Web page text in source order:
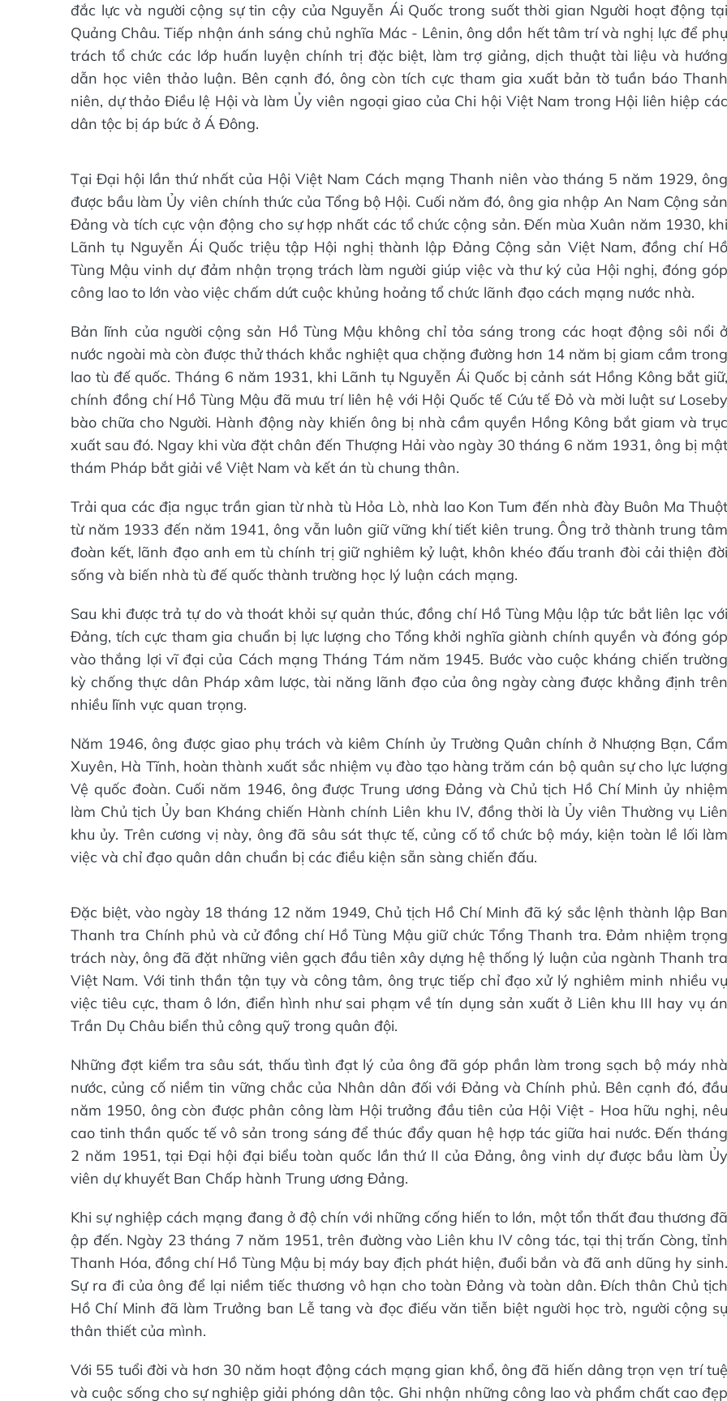
đắc lực và người cộng sự tin cậy của Nguyễn Ái Quốc trong suốt thời gian Người hoạt động tại
Quảng Châu. Tiếp nhận ánh sáng chủ nghĩa Mác - Lênin, ông dồn hết tâm trí và nghị lực để phụ
trách tổ chức các lớp huấn luyện chính trị đặc biệt, làm trợ giảng, dịch thuật tài liệu và hướng
dẫn học viên thảo luận. Bên cạnh đó, ông còn tích cực tham gia xuất bản tờ tuần báo Thanh
niên, dự thảo Điều lệ Hội và làm Ủy viên ngoại giao của Chi hội Việt Nam trong Hội liên hiệp các
dân tộc bị áp bức ở Á Đông.
Tại Đại hội lần thứ nhất của Hội Việt Nam Cách mạng Thanh niên vào tháng 5 năm 1929, ông
được bầu làm Ủy viên chính thức của Tổng bộ Hội. Cuối năm đó, ông gia nhập An Nam Cộng sản
Đảng và tích cực vận động cho sự hợp nhất các tổ chức cộng sản. Đến mùa Xuân năm 1930, khi
Lãnh tụ Nguyễn Ái Quốc triệu tập Hội nghị thành lập Đảng Cộng sản Việt Nam, đồng chí Hồ
Tùng Mậu vinh dự đảm nhận trọng trách làm người giúp việc và thư ký của Hội nghị, đóng góp
công lao to lớn vào việc chấm dứt cuộc khủng hoảng tổ chức lãnh đạo cách mạng nước nhà.
Bản lĩnh của người cộng sản Hồ Tùng Mậu không chỉ tỏa sáng trong các hoạt động sôi nổi ở
nước ngoài mà còn được thử thách khắc nghiệt qua chặng đường hơn 14 năm bị giam cầm trong
lao tù đế quốc. Tháng 6 năm 1931, khi Lãnh tụ Nguyễn Ái Quốc bị cảnh sát Hồng Kông bắt giữ,
chính đồng chí Hồ Tùng Mậu đã mưu trí liên hệ với Hội Quốc tế Cứu tế Đỏ và mời luật sư Loseby
bào chữa cho Người. Hành động này khiến ông bị nhà cầm quyền Hồng Kông bắt giam và trục
xuất sau đó. Ngay khi vừa đặt chân đến Thượng Hải vào ngày 30 tháng 6 năm 1931, ông bị mật
thám Pháp bắt giải về Việt Nam và kết án tù chung thân.
Trải qua các địa ngục trần gian từ nhà tù Hỏa Lò, nhà lao Kon Tum đến nhà đày Buôn Ma Thuột
từ năm 1933 đến năm 1941, ông vẫn luôn giữ vững khí tiết kiên trung. Ông trở thành trung tâm
đoàn kết, lãnh đạo anh em tù chính trị giữ nghiêm kỷ luật, khôn khéo đấu tranh đòi cải thiện đời
sống và biến nhà tù đế quốc thành trường học lý luận cách mạng.
Sau khi được trả tự do và thoát khỏi sự quản thúc, đồng chí Hồ Tùng Mậu lập tức bắt liên lạc với
Đảng, tích cực tham gia chuẩn bị lực lượng cho Tổng khởi nghĩa giành chính quyền và đóng góp
vào thắng lợi vĩ đại của Cách mạng Tháng Tám năm 1945. Bước vào cuộc kháng chiến trường
kỳ chống thực dân Pháp xâm lược, tài năng lãnh đạo của ông ngày càng được khẳng định trên
nhiều lĩnh vực quan trọng.
Năm 1946, ông được giao phụ trách và kiêm Chính ủy Trường Quân chính ở Nhượng Bạn, Cẩm
Xuyên, Hà Tĩnh, hoàn thành xuất sắc nhiệm vụ đào tạo hàng trăm cán bộ quân sự cho lực lượng
Vệ quốc đoàn. Cuối năm 1946, ông được Trung ương Đảng và Chủ tịch Hồ Chí Minh ủy nhiệm
làm Chủ tịch Ủy ban Kháng chiến Hành chính Liên khu IV, đồng thời là Ủy viên Thường vụ Liên
khu ủy. Trên cương vị này, ông đã sâu sát thực tế, củng cố tổ chức bộ máy, kiện toàn lề lối làm
việc và chỉ đạo quân dân chuẩn bị các điều kiện sẵn sàng chiến đấu.
Đặc biệt, vào ngày 18 tháng 12 năm 1949, Chủ tịch Hồ Chí Minh đã ký sắc lệnh thành lập Ban
Thanh tra Chính phủ và cử đồng chí Hồ Tùng Mậu giữ chức Tổng Thanh tra. Đảm nhiệm trọng
trách này, ông đã đặt những viên gạch đầu tiên xây dựng hệ thống lý luận của ngành Thanh tra
Việt Nam. Với tinh thần tận tụy và công tâm, ông trực tiếp chỉ đạo xử lý nghiêm minh nhiều vụ
việc tiêu cực, tham ô lớn, điển hình như sai phạm về tín dụng sản xuất ở Liên khu III hay vụ án
Trần Dụ Châu biển thủ công quỹ trong quân đội.
Những đợt kiểm tra sâu sát, thấu tình đạt lý của ông đã góp phần làm trong sạch bộ máy nhà
nước, củng cố niềm tin vững chắc của Nhân dân đối với Đảng và Chính phủ. Bên cạnh đó, đầu
năm 1950, ông còn được phân công làm Hội trưởng đầu tiên của Hội Việt - Hoa hữu nghị, nêu
cao tinh thần quốc tế vô sản trong sáng để thúc đẩy quan hệ hợp tác giữa hai nước. Đến tháng
2 năm 1951, tại Đại hội đại biểu toàn quốc lần thứ II của Đảng, ông vinh dự được bầu làm Ủy
viên dự khuyết Ban Chấp hành Trung ương Đảng.
Khi sự nghiệp cách mạng đang ở độ chín với những cống hiến to lớn, một tổn thất đau thương đã
ập đến. Ngày 23 tháng 7 năm 1951, trên đường vào Liên khu IV công tác, tại thị trấn Còng, tỉnh
Thanh Hóa, đồng chí Hồ Tùng Mậu bị máy bay địch phát hiện, đuổi bắn và đã anh dũng hy sinh.
Sự ra đi của ông để lại niềm tiếc thương vô hạn cho toàn Đảng và toàn dân. Đích thân Chủ tịch
Hồ Chí Minh đã làm Trưởng ban Lễ tang và đọc điếu văn tiễn biệt người học trò, người cộng sự
thân thiết của mình.
Với 55 tuổi đời và hơn 30 năm hoạt động cách mạng gian khổ, ông đã hiến dâng trọn vẹn trí tuệ
và cuộc sống cho sự nghiệp giải phóng dân tộc. Ghi nhận những công lao và phẩm chất cao đẹp